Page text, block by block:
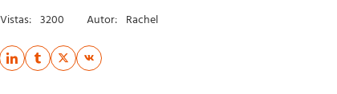
Vistas: 3200 Autor: Rachel